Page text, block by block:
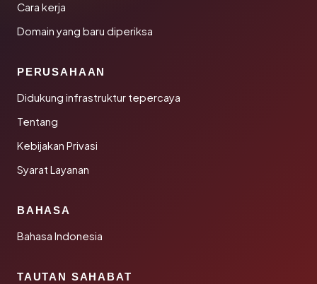
Cara kerja
Domain yang baru diperiksa
PERUSAHAAN
Didukung infrastruktur tepercaya
Tentang
Kebijakan Privasi
Syarat Layanan
BAHASA
Bahasa Indonesia
TAUTAN SAHABAT